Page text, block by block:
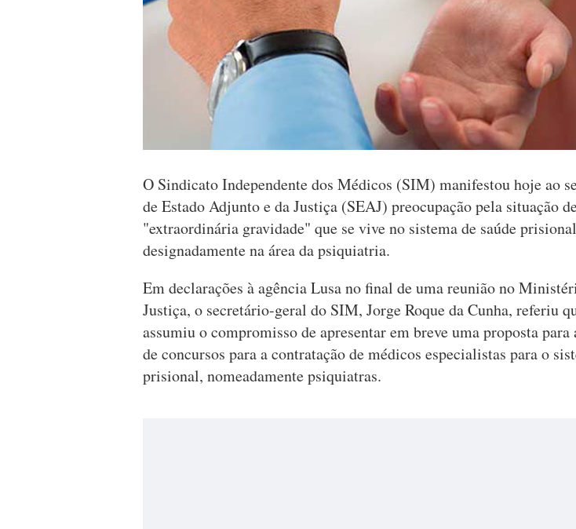
O Sindicato Independente dos Médicos (SIM) manifestou hoje ao
de Estado Adjunto e da Justiça (SEAJ) preocupação pela situação
"extraordinária gravidade" que se vive no sistema de saúde
designadamente na área da psiquiatria.
Em declarações à agência Lusa no final de uma reunião no
Justiça, o secretário-geral do SIM, Jorge Roque da Cunha, referiu
assumiu o compromisso de apresentar em breve uma proposta para
de concursos para a contratação de médicos especialistas para o
prisional, nomeadamente psiquiatras.